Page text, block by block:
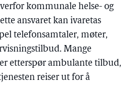
kommunale helse- og
ansvaret kan ivaretas
telefonsamtaler, møter,
Mange
etterspør ambulante tilbud,
reiser ut for å